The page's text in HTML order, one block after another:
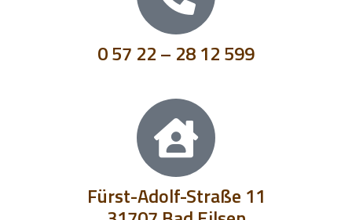
0 57 22 – 28 12 599
Fürst-Adolf-Straße 11